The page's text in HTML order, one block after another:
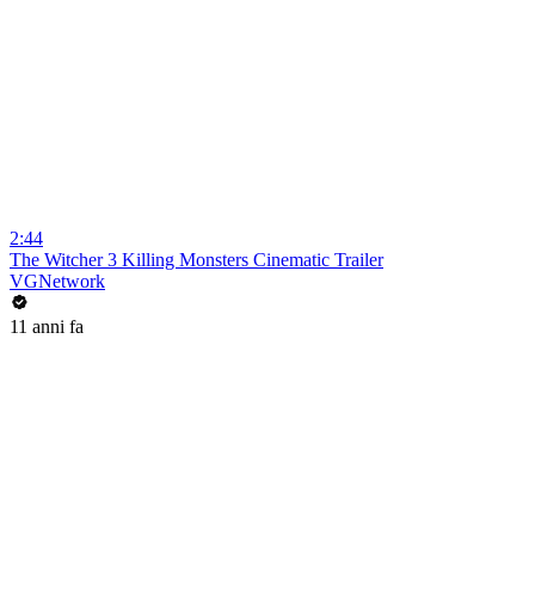
2:44
The Witcher 3 Killing Monsters Cinematic Trailer
VGNetwork
11 anni fa